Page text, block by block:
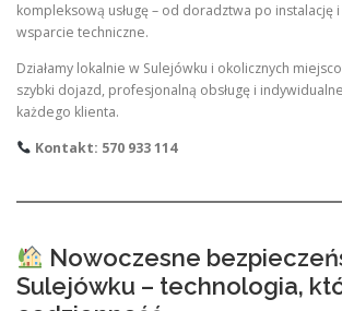
kompleksową usługę – od doradztwa po instalację
wsparcie techniczne.
Działamy lokalnie w Sulejówku i okolicznych
szybki dojazd, profesjonalną obsługę i
każdego klienta.
Kontakt: 570 933 114
Nowoczesne
Sulejówku – technologia,